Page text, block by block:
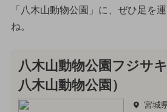
「八木山動物公園」に、ぜひ足を
ね。
八木山動物公園フジサ
八木山動物公園）
宮城